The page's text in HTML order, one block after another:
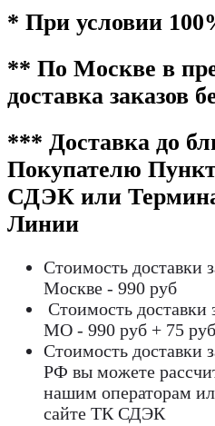
* При условии
** По Москве в
доставка заказов
*** Доставка до
Покупателю
СДЭК или
Линии
Стоимость доставки
Москве - 990 руб
Стоимость доставки
МО - 990 руб + 75
Стоимость доставки
РФ вы можете
нашим операторам
сайте ТК СДЭК